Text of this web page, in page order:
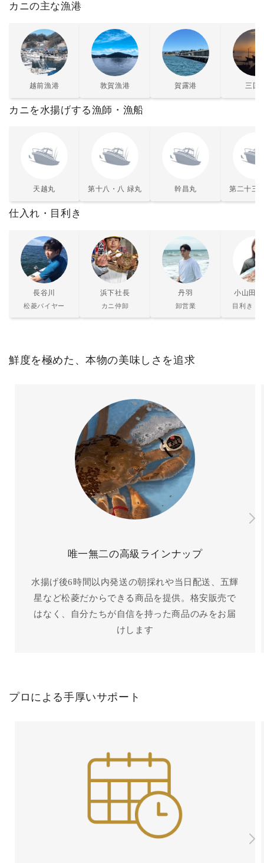
カニの主な漁港
越前漁港 敦賀漁港 賀露港 三国
カニを水揚げする漁師・漁船
天越丸 第十八・八 緑丸 幹昌丸 第二十三
仕入れ・目利き
長谷川
松菱バイヤー
浜下社長
カニ仲卸
丹羽
卸営業
小山田
目利き・
鮮度を極めた、本物の美味しさを追求
唯一無二の高級ラインナップ
水揚げ後6時間以内発送の朝採れや当日配送、五輝
星など松菱だからできる商品を提供。格安販売で
はなく、自分たちが自信を持った商品のみをお届
けします
プロによる手厚いサポート